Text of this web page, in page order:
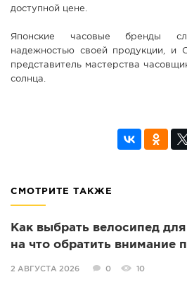
доступной цене.
Японские часовые бренды
надежностью своей продукции, и
представитель мастерства
солнца.
СМОТРИТЕ ТАКЖЕ
Как выбрать велосипед
на что обратить внимание
2 АВГУСТА 2026 0 10